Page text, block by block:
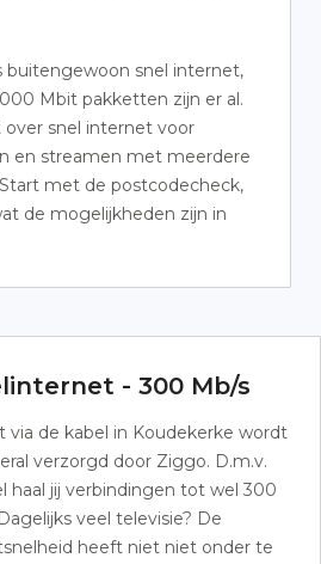
buitengewoon snel internet,
Mbit pakketten zijn er al.
over snel internet voor
en streamen met meerdere
met de postcodecheck,
de mogelijkheden zijn in
- 300 Mb/s
via de kabel in Koudekerke wordt
verzorgd door Ziggo. D.m.v.
haal jij verbindingen tot wel 300
veel televisie? De
heeft niet niet onder te